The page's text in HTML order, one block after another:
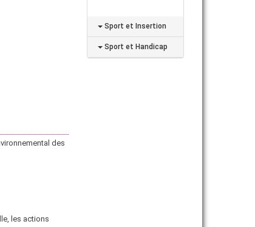
des
les actions
Sport et Insertion
Sport et Handicap